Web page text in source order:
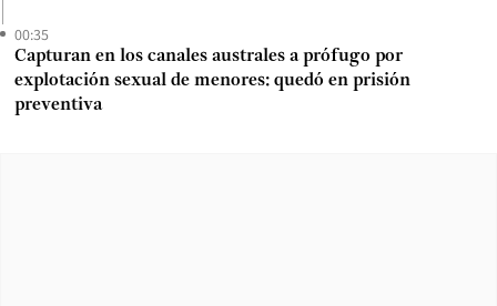
00:35
Capturan en los canales australes a prófugo por
explotación sexual de menores: quedó en prisión
preventiva